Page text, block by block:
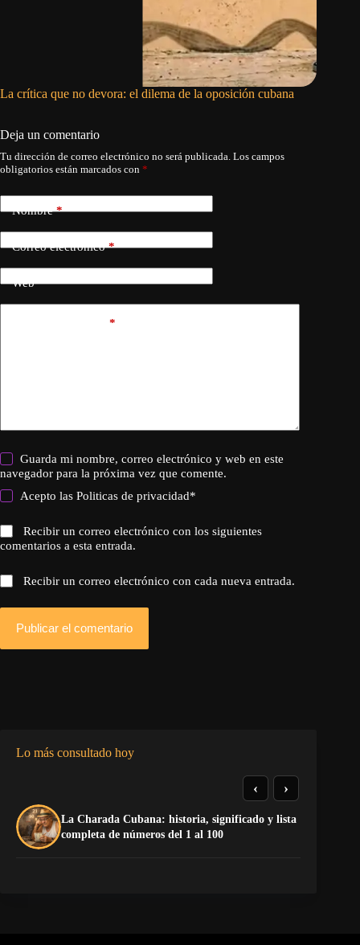
La crítica que no devora: el dilema de la oposición cubana
Deja un comentario
Tu dirección de correo electrónico no será publicada. Los campos
obligatorios están marcados con *
Nombre*
Correo electrónico*
Web
*
Guarda mi nombre, correo electrónico y web en este
navegador para la próxima vez que comente.
Acepto lasPoliticas de privacidad*
Recibir un correo electrónico con los siguientes
comentarios a esta entrada.
Recibir un correo electrónico con cada nueva entrada.
Publicar el comentario
Lo más consultado hoy
La Charada Cubana: historia, significado y lista
completa de números del 1 al 100
‹ ›